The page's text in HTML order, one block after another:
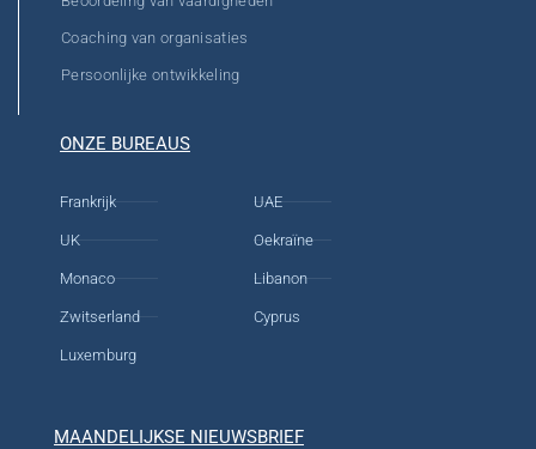
Coaching van organisaties
Persoonlijke ontwikkeling
ONZE BUREAUS
Frankrijk
UK
Monaco
Zwitserland
Luxemburg
UAE
Oekraïne
Libanon
Cyprus
MAANDELIJKSE NIEUWSBRIEF